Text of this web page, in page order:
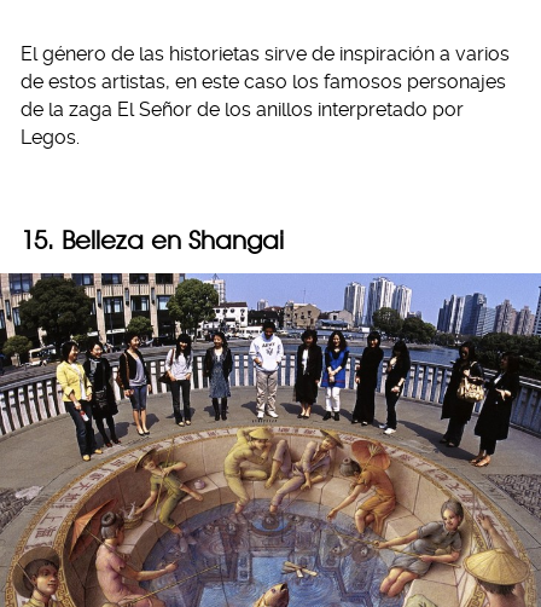
El género de las historietas sirve de inspiración a varios
de estos artistas, en este caso los famosos personajes
de la zaga El Señor de los anillos interpretado por
Legos.
15. Belleza en Shangai